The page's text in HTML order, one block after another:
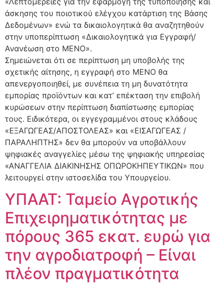
άσκησης του ποιοτικού ελέγχου κατάρτιση της Βάσης
Δεδομένων» ενώ τα δικαιολογητικά θα αναζητηθούν
στην υποπερίπτωση «Δικαιολογητικά για Εγγραφή/
Ανανέωση στο ΜΕΝΟ».
Σημειώνεται ότι σε περίπτωση μη υποβολής της
σχετικής αίτησης, η εγγραφή στο ΜΕΝΟ θα
απενεργοποιηθεί, με συνέπεια τη μη δυνατότητα
εμπορίας προϊόντων και κατ’ επέκταση την επιβολή
κυρώσεων στην περίπτωση διαπίστωσης εμπορίας
τους. Ειδικότερα, οι εγγεγραμμένοι στους κλάδους
«ΕΞΑΓΩΓΕΑΣ/ΑΠΟΣΤΟΛΕΑΣ» και «ΕΙΣΑΓΩΓΕΑΣ /
ΠΑΡΑΛΗΠΤΗΣ» δεν θα μπορούν να υποβάλλουν
ψηφιακές αναγγελίες μέσω της ψηφιακής υπηρεσίας
«ΑΝΑΓΓΕΛΙΑ ΔΙΑΚΙΝΗΣΗΣ ΟΠΩΡΟΚΗΠΕΥΤΙΚΩΝ» που
λειτουργεί στην ιστοσελίδα του Υπουργείου.
ΥΠΑΑΤ: Ταμείο Αγροτικής
Επιχειρηματικότητας με
πόρους 365 εκατ. ευρώ για
την αγροδιατροφή – Είναι
πλέον πραγματικότητα